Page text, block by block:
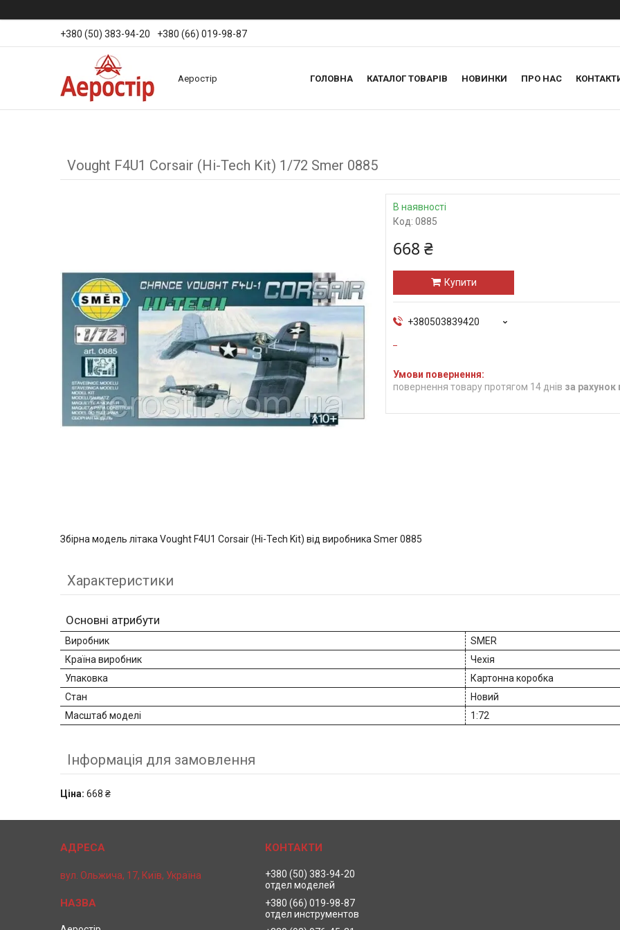
+380 (50) 383-94-20 +380 (66) 019-98-87
Аеростір ГОЛОВНА КАТАЛОГ ТОВАРІВ НОВИНКИ ПРО НАС
Vought F4U1 Corsair (Hi-Tech Kit) 1/72 Smer 0885
В наявності
Код: 0885
668 ₴
Купити
+380503839420
повернення товару протягом 14 днів за рахунок
Збірна модель літака Vought F4U1 Corsair (Hi-Tech Kit) від виробника Smer 0885
Характеристики
Основні атрибути
Виробник
SMER
Країна виробник
Чехія
Упаковка
Картонна коробка
Стан
Новий
Масштаб моделі
1:72
Інформація для замовлення
Ціна: 668 ₴
вул. Ольжича, 17, Київ, Україна
+380 (50) 383-94-20
отдел моделей
+380 (66) 019-98-87
отдел инструментов